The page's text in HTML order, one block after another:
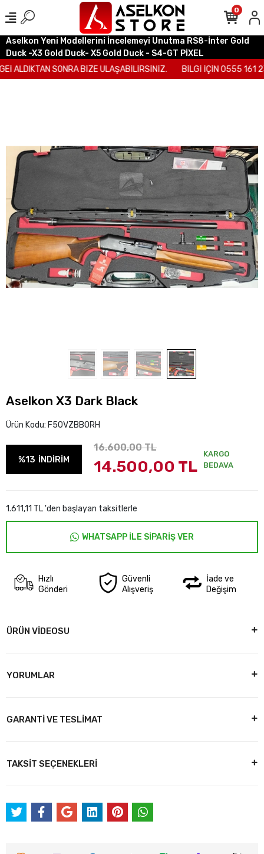
Aselkon Yeni Modellerini İncelemeyi Unutma RS8-İnter Gold
Duck -X3 Gold Duck- X5 Gold Duck - S4-GT PİXEL
ALDIKTAN SONRA BİZE ULAŞABİLİRSİNİZ.
BİLGİ İÇİN 0555 161
0
Aselkon X3 Dark Black
Ürün Kodu: F50VZBB0RH
%13 İNDİRİM
16.600,00 TL
14.500,00 TL
KARGO
BEDAVA
1.611,11 TL 'den başlayan taksitlerle
WHATSAPP İLE SİPARİŞ VER
Hızlı
Gönderi
Güvenli
Alışveriş
İade ve
Değişim
ÜRÜN VİDEOSU
YORUMLAR
GARANTİ VE TESLİMAT
TAKSİT SEÇENEKLERİ